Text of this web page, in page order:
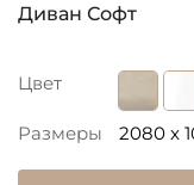
Диван Софт
Цвет
Размеры 2080 x